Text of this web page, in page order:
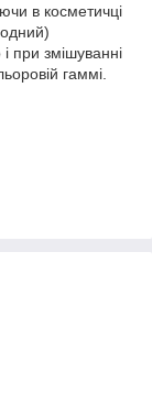
в косметичці
при змішуванні
гаммі.